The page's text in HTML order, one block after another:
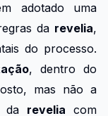
adotado uma
da revelia,
do processo.
, dentro do
mas não a
da revelia com